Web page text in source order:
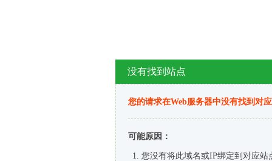
没有找到站点
您的请求在Web服务器中没有找到对
可能原因：
您没有将此域名或IP绑定到对应站